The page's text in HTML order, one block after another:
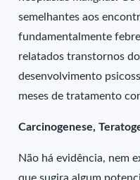
semelhantes aos
fundamentalmente
relatados transtornos
desenvolvimento
meses de tratamento
Carcinogenese,
Não há evidência, nem